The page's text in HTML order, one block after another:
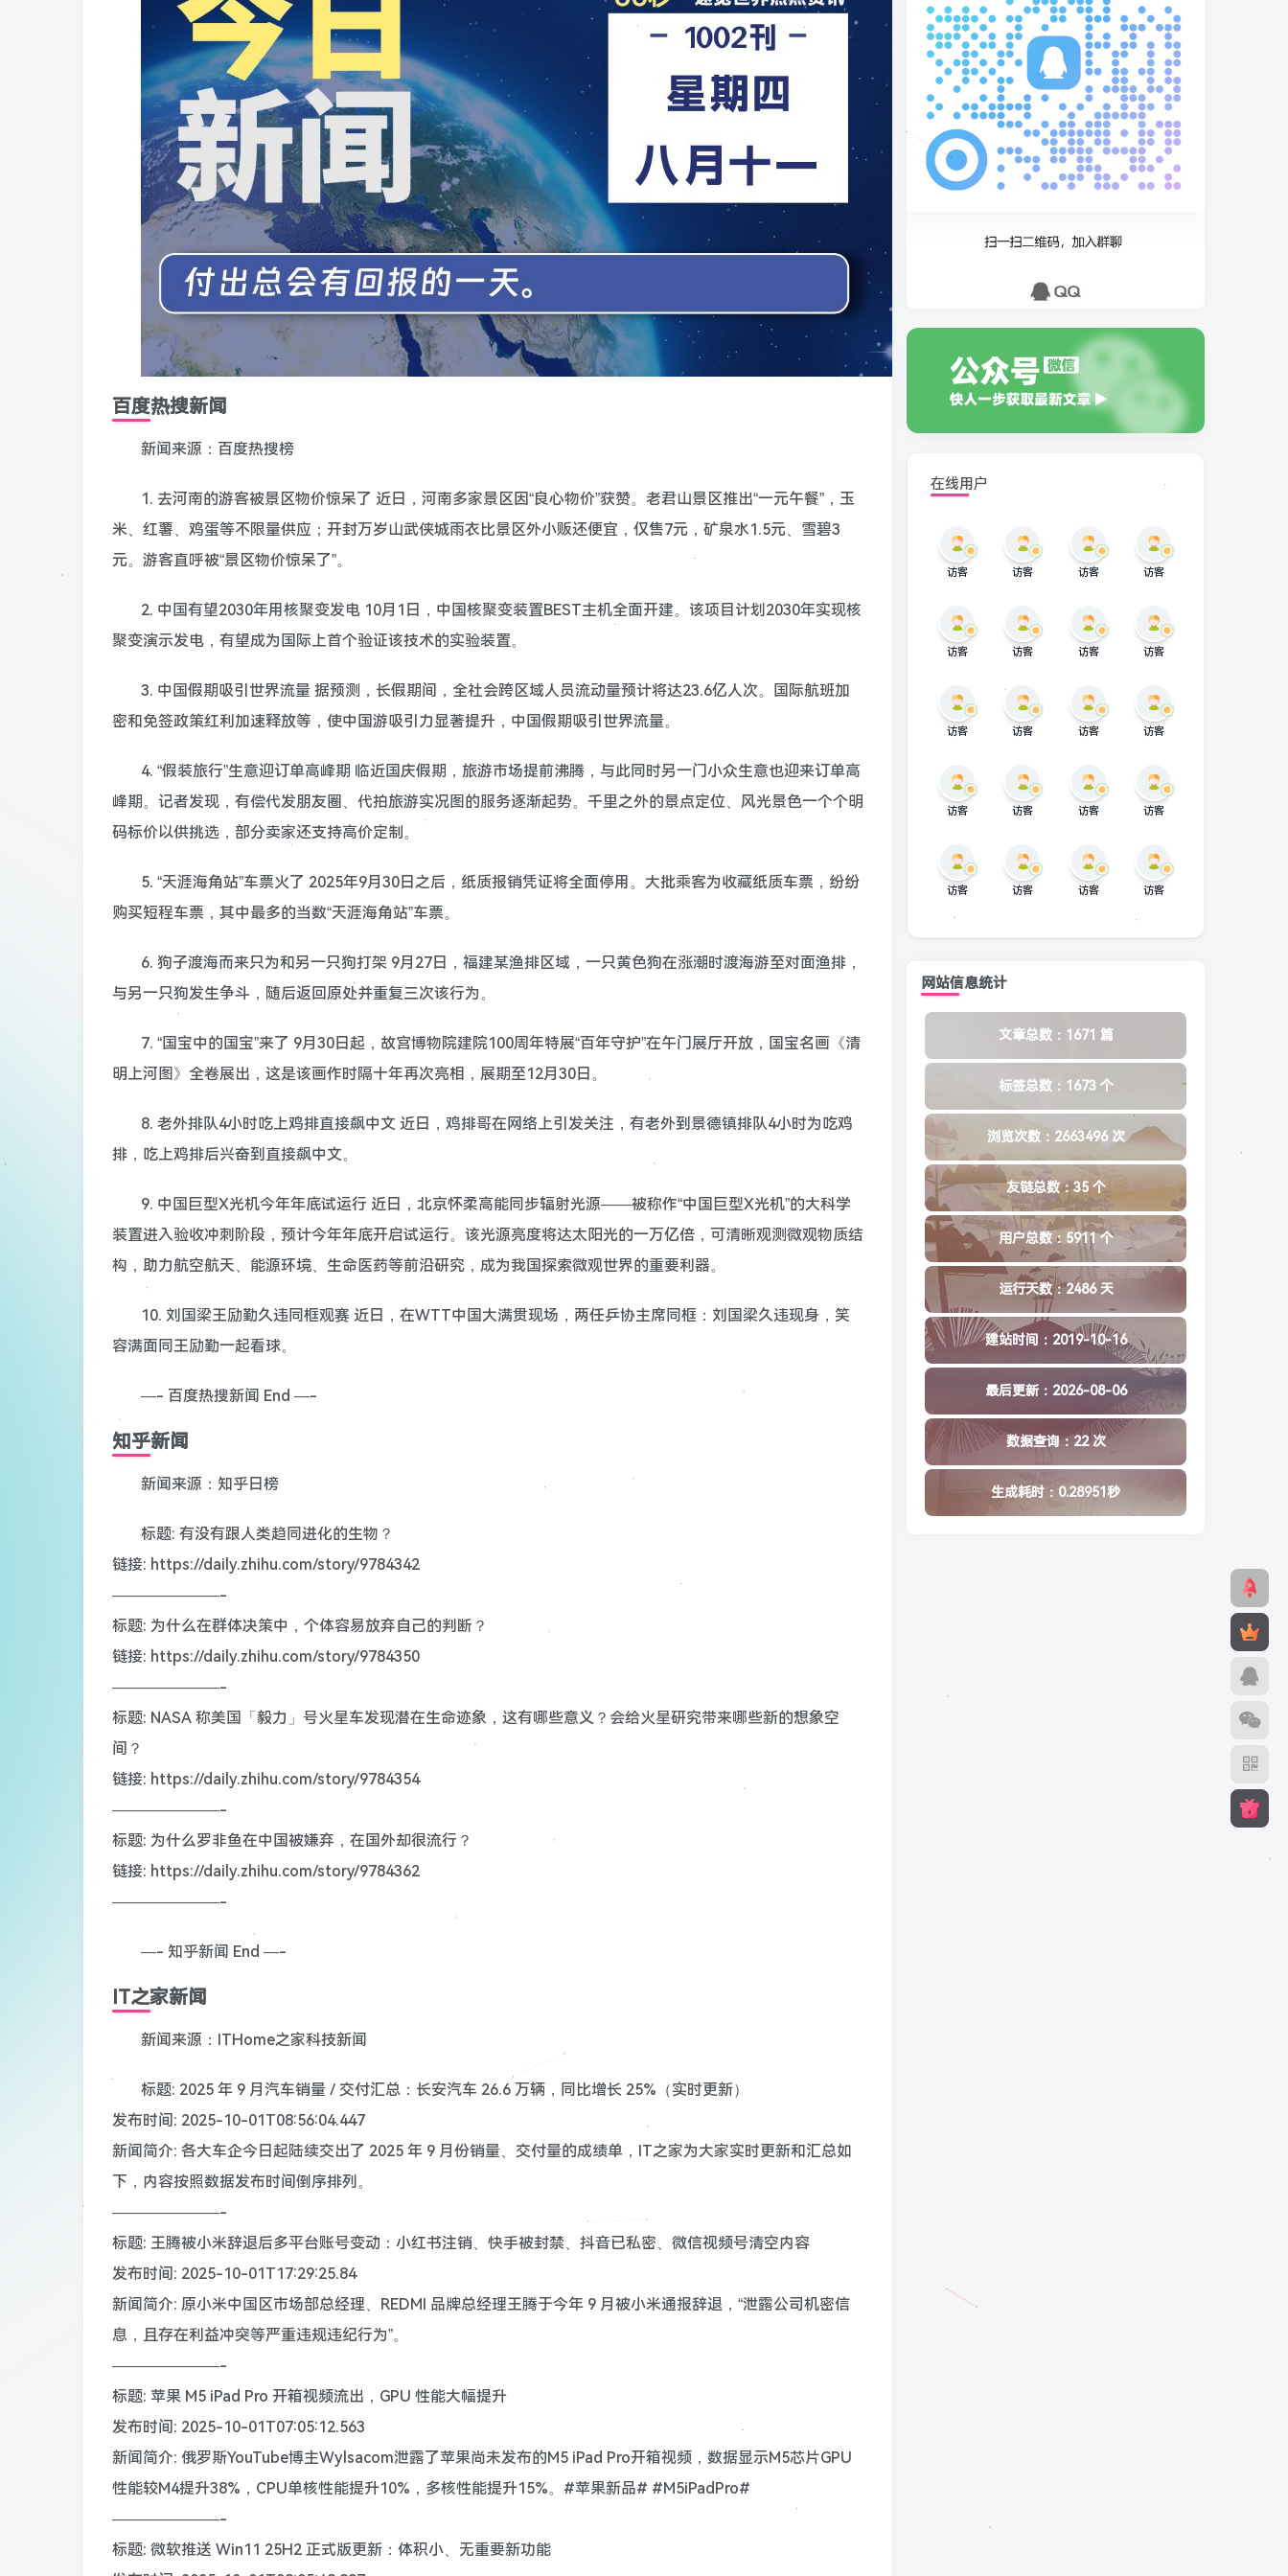
百度热搜新闻
新闻来源：百度热搜榜
1. 去河南的游客被景区物价惊呆了 近日，河南多家景区因“良心物价”获赞。老君山景区推出“一元午餐”，玉
米、红薯、鸡蛋等不限量供应；开封万岁山武侠城雨衣比景区外小贩还便宜，仅售7元，矿泉水1.5元、雪碧3
元。游客直呼被“景区物价惊呆了”。
2. 中国有望2030年用核聚变发电 10月1日，中国核聚变装置BEST主机全面开建。该项目计划2030年实现核
聚变演示发电，有望成为国际上首个验证该技术的实验装置。
3. 中国假期吸引世界流量 据预测，长假期间，全社会跨区域人员流动量预计将达23.6亿人次。国际航班加
密和免签政策红利加速释放等，使中国游吸引力显著提升，中国假期吸引世界流量。
4. “假装旅行”生意迎订单高峰期 临近国庆假期，旅游市场提前沸腾，与此同时另一门小众生意也迎来订单高
峰期。记者发现，有偿代发朋友圈、代拍旅游实况图的服务逐渐起势。千里之外的景点定位、风光景色一个个明
码标价以供挑选，部分卖家还支持高价定制。
5. “天涯海角站”车票火了 2025年9月30日之后，纸质报销凭证将全面停用。大批乘客为收藏纸质车票，纷纷
购买短程车票，其中最多的当数“天涯海角站”车票。
6. 狗子渡海而来只为和另一只狗打架 9月27日，福建某渔排区域，一只黄色狗在涨潮时渡海游至对面渔排，
与另一只狗发生争斗，随后返回原处并重复三次该行为。
7. “国宝中的国宝”来了 9月30日起，故宫博物院建院100周年特展“百年守护”在午门展厅开放，国宝名画《清
明上河图》全卷展出，这是该画作时隔十年再次亮相，展期至12月30日。
8. 老外排队4小时吃上鸡排直接飙中文 近日，鸡排哥在网络上引发关注，有老外到景德镇排队4小时为吃鸡
排，吃上鸡排后兴奋到直接飙中文。
9. 中国巨型X光机今年年底试运行 近日，北京怀柔高能同步辐射光源——被称作“中国巨型X光机”的大科学
装置进入验收冲刺阶段，预计今年年底开启试运行。该光源亮度将达太阳光的一万亿倍，可清晰观测微观物质结
构，助力航空航天、能源环境、生命医药等前沿研究，成为我国探索微观世界的重要利器。
10. 刘国梁王励勤久违同框观赛 近日，在WTT中国大满贯现场，两任乒协主席同框：刘国梁久违现身，笑
容满面同王励勤一起看球。
—- 百度热搜新闻 End —-
知乎新闻
新闻来源：知乎日榜
标题: 有没有跟人类趋同进化的生物？
链接: https://daily.zhihu.com/story/9784342
———————-
标题: 为什么在群体决策中，个体容易放弃自己的判断？
链接: https://daily.zhihu.com/story/9784350
———————-
标题: NASA 称美国「毅力」号火星车发现潜在生命迹象，这有哪些意义？会给火星研究带来哪些新的想象空
间？
链接: https://daily.zhihu.com/story/9784354
———————-
标题: 为什么罗非鱼在中国被嫌弃，在国外却很流行？
链接: https://daily.zhihu.com/story/9784362
———————-
—- 知乎新闻 End —-
IT之家新闻
新闻来源：ITHome之家科技新闻
标题: 2025 年 9 月汽车销量 / 交付汇总：长安汽车 26.6 万辆，同比增长 25%（实时更新）
发布时间: 2025-10-01T08:56:04.447
新闻简介: 各大车企今日起陆续交出了 2025 年 9 月份销量、交付量的成绩单，IT之家为大家实时更新和汇总如
下，内容按照数据发布时间倒序排列。
———————-
标题: 王腾被小米辞退后多平台账号变动：小红书注销、快手被封禁、抖音已私密、微信视频号清空内容
发布时间: 2025-10-01T17:29:25.84
新闻简介: 原小米中国区市场部总经理、REDMI 品牌总经理王腾于今年 9 月被小米通报辞退，“泄露公司机密信
息，且存在利益冲突等严重违规违纪行为”。
———————-
标题: 苹果 M5 iPad Pro 开箱视频流出，GPU 性能大幅提升
发布时间: 2025-10-01T07:05:12.563
新闻简介: 俄罗斯YouTube博主Wylsacom泄露了苹果尚未发布的M5 iPad Pro开箱视频，数据显示M5芯片GPU
性能较M4提升38%，CPU单核性能提升10%，多核性能提升15%。#苹果新品# #M5iPadPro#
———————-
标题: 微软推送 Win11 25H2 正式版更新：体积小、无重要新功能
在线用户
访客 访客 访客 访客
访客 访客 访客 访客
访客 访客 访客 访客
访客 访客 访客 访客
访客 访客 访客 访客
网站信息统计
文章总数：1671 篇
标签总数：1673 个
浏览次数：2663496 次
友链总数：35 个
用户总数：5911 个
运行天数：2486 天
建站时间：2019-10-16
最后更新：2026-08-06
数据查询：22 次
生成耗时：0.28951秒